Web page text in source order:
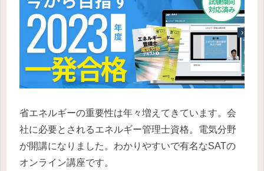
省エネルギーの重要性は年々増えてきています。会
社に必要とされるエネルギー管理士資格。電気分野
が開講になりました。わかりやすいで有名なSATの
オンライン講座です。